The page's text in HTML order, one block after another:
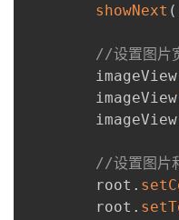
showNext (
//设置图片
        imageView
        imageView
        imageView
//设置图片
        root
.
        root
.